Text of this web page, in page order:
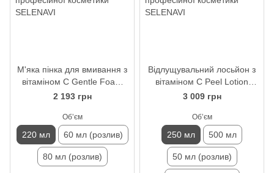
М'яка пінка для вмивання з
вітаміном С Gentle Foam
Vitamin C Renew 220 мл
2 193 грн
Обʼєм
220 мл 60 мл (розлив)
80 мл (розлив)
Відлущувальний лосьйон з
вітаміном С Peel Lotion
Vitamin C Renew 250 мл
3 009 грн
Обʼєм
250 мл 500 мл
50 мл (розлив)